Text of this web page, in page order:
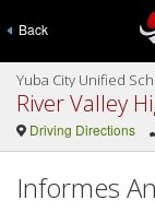
Back
Yuba City Unified
River Valley
Driving Directions
Informes